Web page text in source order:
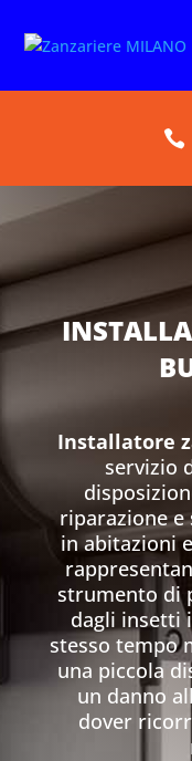
Installatore
servizio
riparazione
in abitazioni
strumento di
dagli insetti
stesso tempo
una piccola
un danno
dover